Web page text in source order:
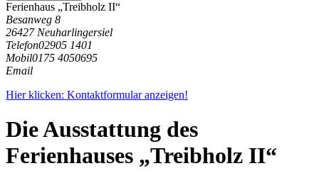
Ferienhaus „Treibholz II“
Besanweg 8
26427 Neuharlingersiel
Telefon02905 1401
Mobil0175 4050695
Email
Hier klicken: Kontaktformular anzeigen!
Die Ausstattung des
Ferienhauses „Treibholz II“